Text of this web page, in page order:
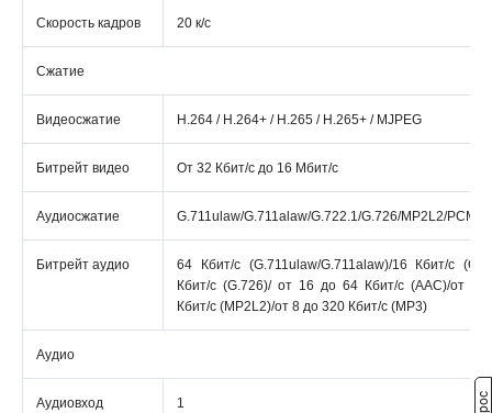
Скорость кадров 20 к/с
Сжатие
Видеосжатие Н.264 / Н.264+ / Н.265 / Н.265+ / MJPEG
Битрейт видео От 32 Кбит/с до 16 Мбит/с
Аудиосжатие G.711ulaw/G.711alaw/G.722.1/G.726/MP2L2/PCM/
Битрейт аудио
64 Кбит/с (G.711ulaw/G.711alaw)/16 Кбит/с
Кбит/с (G.726)/ от 16 до 64 Кбит/с (AAC)/от
Кбит/с (MP2L2)/от 8 до 320 Кбит/с (MP3)
Аудио
Аудиовход 1